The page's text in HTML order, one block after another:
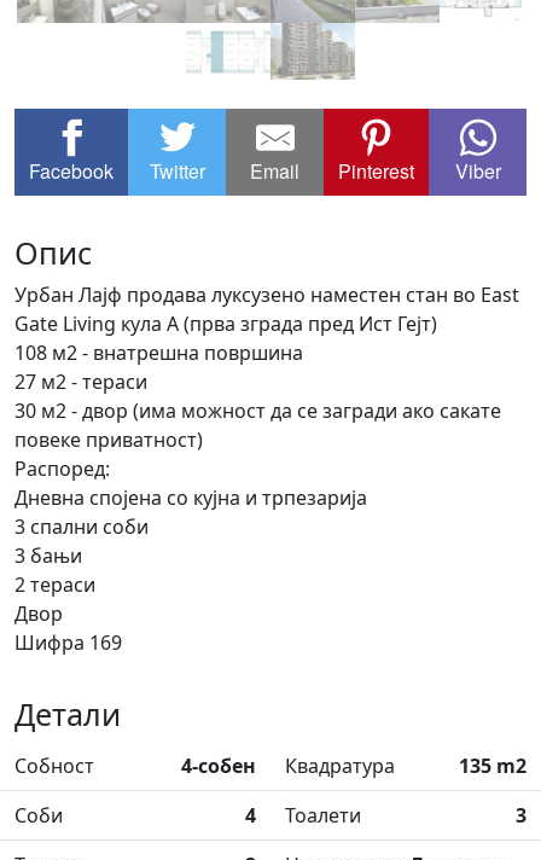
Facebook Twitter Email Pinterest Viber
Опис
Урбан Лајф продава луксузено наместен стан во East
Gate Living кула А (прва зграда пред Ист Гејт)
108 м2 - внатрешна површина
27 м2 - тераси
30 м2 - двор (има можност да се загради ако сакате
повеке приватност)
Распоред:
Дневна спојена со кујна и трпезарија
3 спални соби
3 бањи
2 тераси
Двор
Шифра 169
Детали
Собност 4-собен Квадратура
135 m2
Соби
4 Тоалети
3